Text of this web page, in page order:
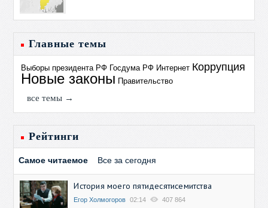
Главные темы
Выборы президента РФ Госдума РФ Интернет Коррупция
Новые законы Правительство
все темы →
Рейтинги
Самое читаемое Все за сегодня
История моего пятидесятисемитства
Егор Холмогоров 02:14 407 864